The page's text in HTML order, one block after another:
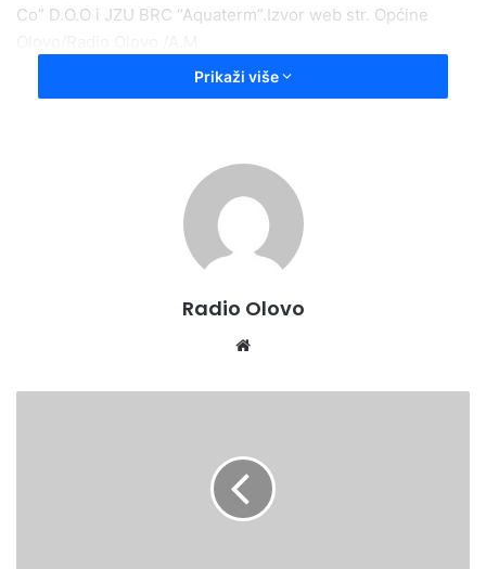
Co” D.O.O i JZU BRC “Aquaterm”.Izvor web str. Općine
Prikaži više
Radio Olovo
te